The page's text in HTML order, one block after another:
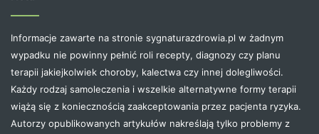
Informacje zawarte na stronie sygnaturazdrowia.pl w żadnym
wypadku nie powinny pełnić roli recepty, diagnozy czy planu
terapii jakiejkolwiek choroby, kalectwa czy innej dolegliwości.
Każdy rodzaj samoleczenia i wszelkie alternatywne formy terapii
wiążą się z koniecznością zaakceptowania przez pacjenta ryzyka.
Autorzy opublikowanych artykułów nakreślają tylko problemy z